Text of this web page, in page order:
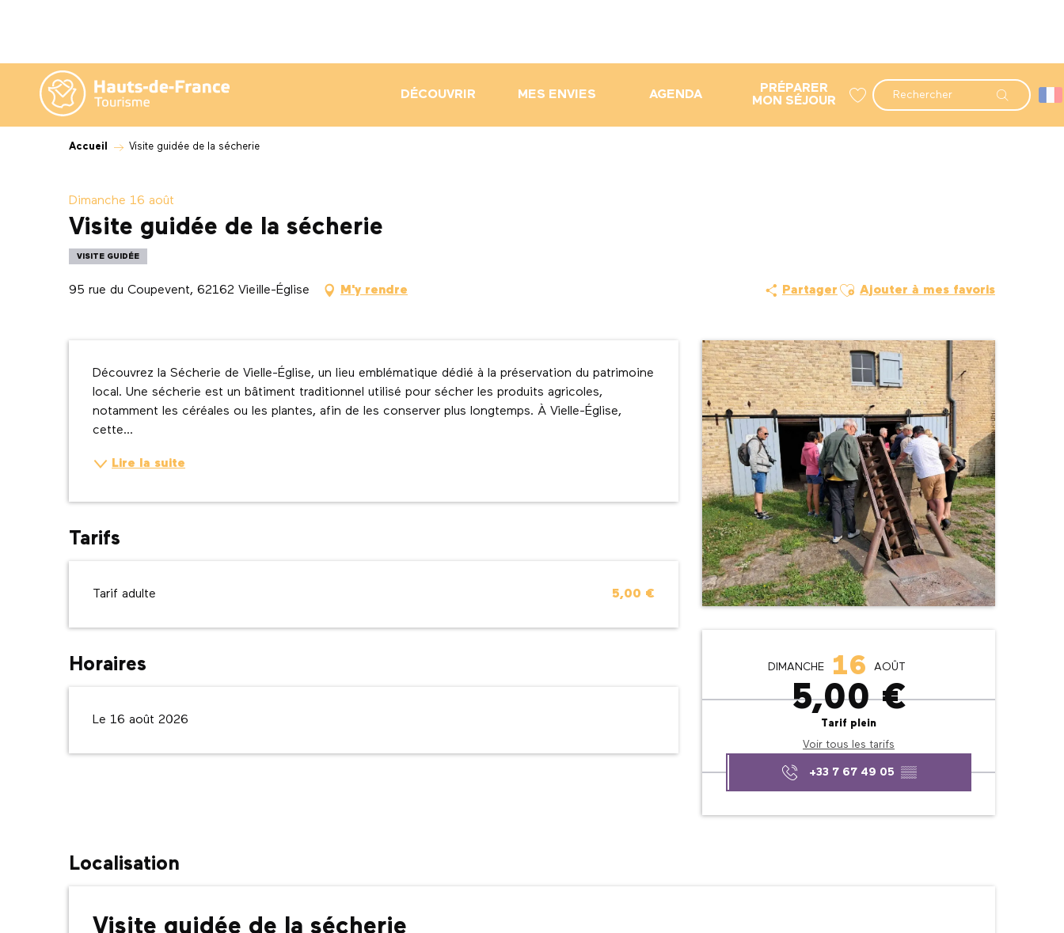
contenu
principal
Recherche
DÉCOUVRIR MES ENVIES AGENDA
PRÉPARER
MON SÉJOUR
Accueil Visite guidée de la sécherie
Dimanche 16 août
Visite guidée de la sécherie
VISITE GUIDÉE
95 rue du Coupevent, 62162 Vieille-Église M'y rendre Partager Ajouter aux favoris
Ajouter à mes favoris
Ouverture et
DIMANCHE 16 AOÛT
5,00 €
Tarif plein
Voir tous les tarifs
+33 7 67 49 05 ▒▒
Description
Découvrez la Sécherie de Vielle-Église, un lieu emblématique dédié à la préservation du patrimoine
local. Une sécherie est un bâtiment traditionnel utilisé pour sécher les produits agricoles,
notamment les céréales ou les plantes, afin de les conserver plus longtemps. À Vielle-Église,
cette...
Lire la suite
Tarifs
Tarif adulte 5,00 €
Horaires
Le 16 août 2026
Localisation
Visite guidée de la sécherie